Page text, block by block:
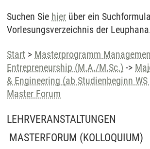
Suchen Sie hier über ein
Vorlesungsverzeichnis der
Start > Masterprogramm
Entrepreneurship (M.A./M.Sc.) ->
& Engineering (ab Studienbeginn
Master Forum
LEHRVERANSTALTUNGEN
MASTERFORUM (KOLLOQUIUM)